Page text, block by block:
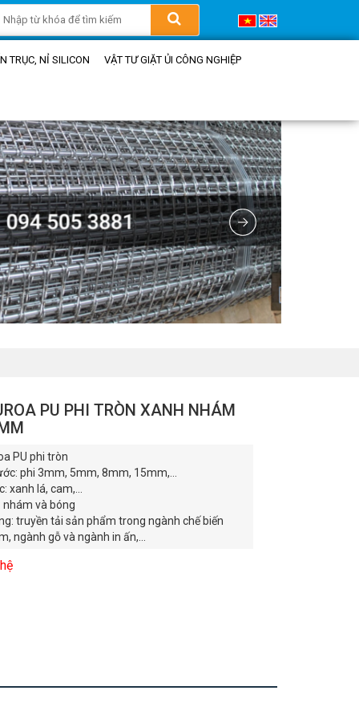
TRỤC, NỈ SILICON VẬT TƯ GIẶT ỦI CÔNG NGHIỆP
PU PHI TRÒN XANH NHÁM
PU phi tròn
phi 3mm, 5mm, 8mm, 15mm,...
xanh lá, cam,...
nhám và bóng
truyền tải sản phẩm trong ngành chế biến
ngành gỗ và ngành in ấn,...